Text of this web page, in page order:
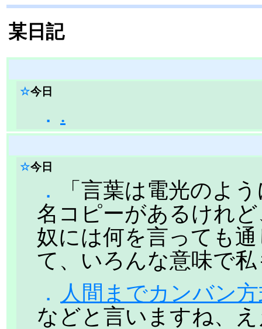
某日記
☆今日
． .
☆今日
．
「言葉は電光のよ
名コピーがあるけれ
奴には何を言っても
て、いろんな意味で
．
人間までカンバン
などと言いますね、